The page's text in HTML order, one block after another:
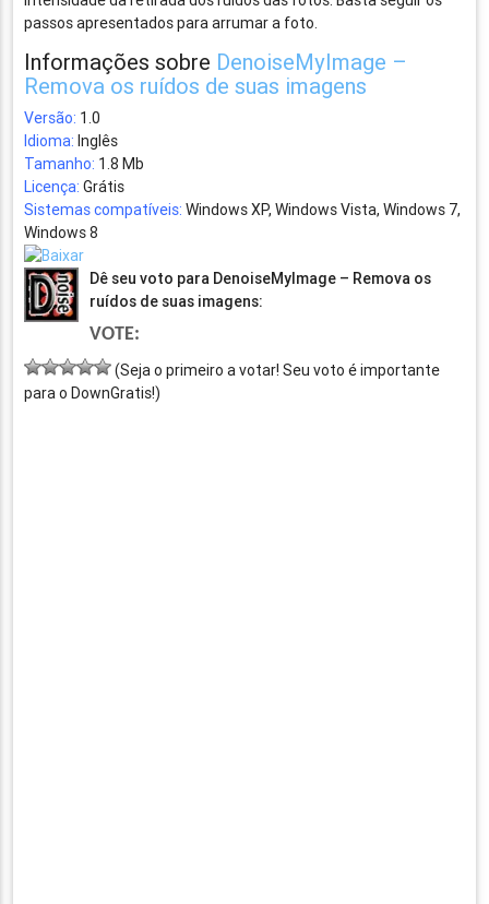
passos apresentados para arrumar a foto.
Informações sobre DenoiseMyImage –
Remova os ruídos de suas imagens
Versão: 1.0
Idioma: Inglês
Tamanho: 1.8 Mb
Licença: Grátis
Sistemas compatíveis: Windows XP, Windows Vista, Windows 7,
Windows 8
Dê seu voto para DenoiseMyImage – Remova os
ruídos de suas imagens:
VOTE:
(Seja o primeiro a votar! Seu voto é importante
para o DownGratis!)